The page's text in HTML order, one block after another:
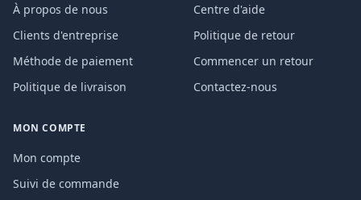
À propos de nous
Clients d'entreprise
Méthode de paiement
Politique de livraison
Centre d'aide
Politique de retour
Commencer un retour
Contactez-nous
MON COMPTE
Mon compte
Suivi de commande